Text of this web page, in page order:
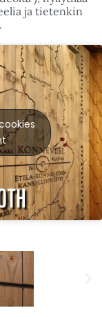
kartta
asiakkaan
paljon
paikkakunnan
), hyllytilaa
ja tietenkin